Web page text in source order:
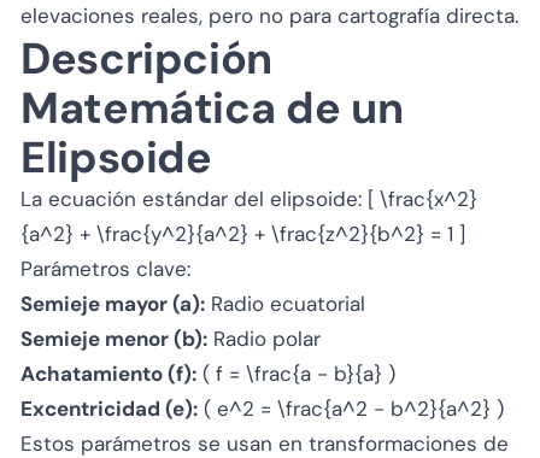
elevaciones reales, pero no para cartografía directa.
Descripción
Matemática de un
Elipsoide
La ecuación estándar del elipsoide: [ \frac{x^2}
{a^2} + \frac{y^2}{a^2} + \frac{z^2}{b^2} = 1 ]
Parámetros clave:
Semieje mayor (a): Radio ecuatorial
Semieje menor (b): Radio polar
Achatamiento (f): ( f = \frac{a - b}{a} )
Excentricidad (e): ( e^2 = \frac{a^2 - b^2}{a^2} )
Estos parámetros se usan en transformaciones de